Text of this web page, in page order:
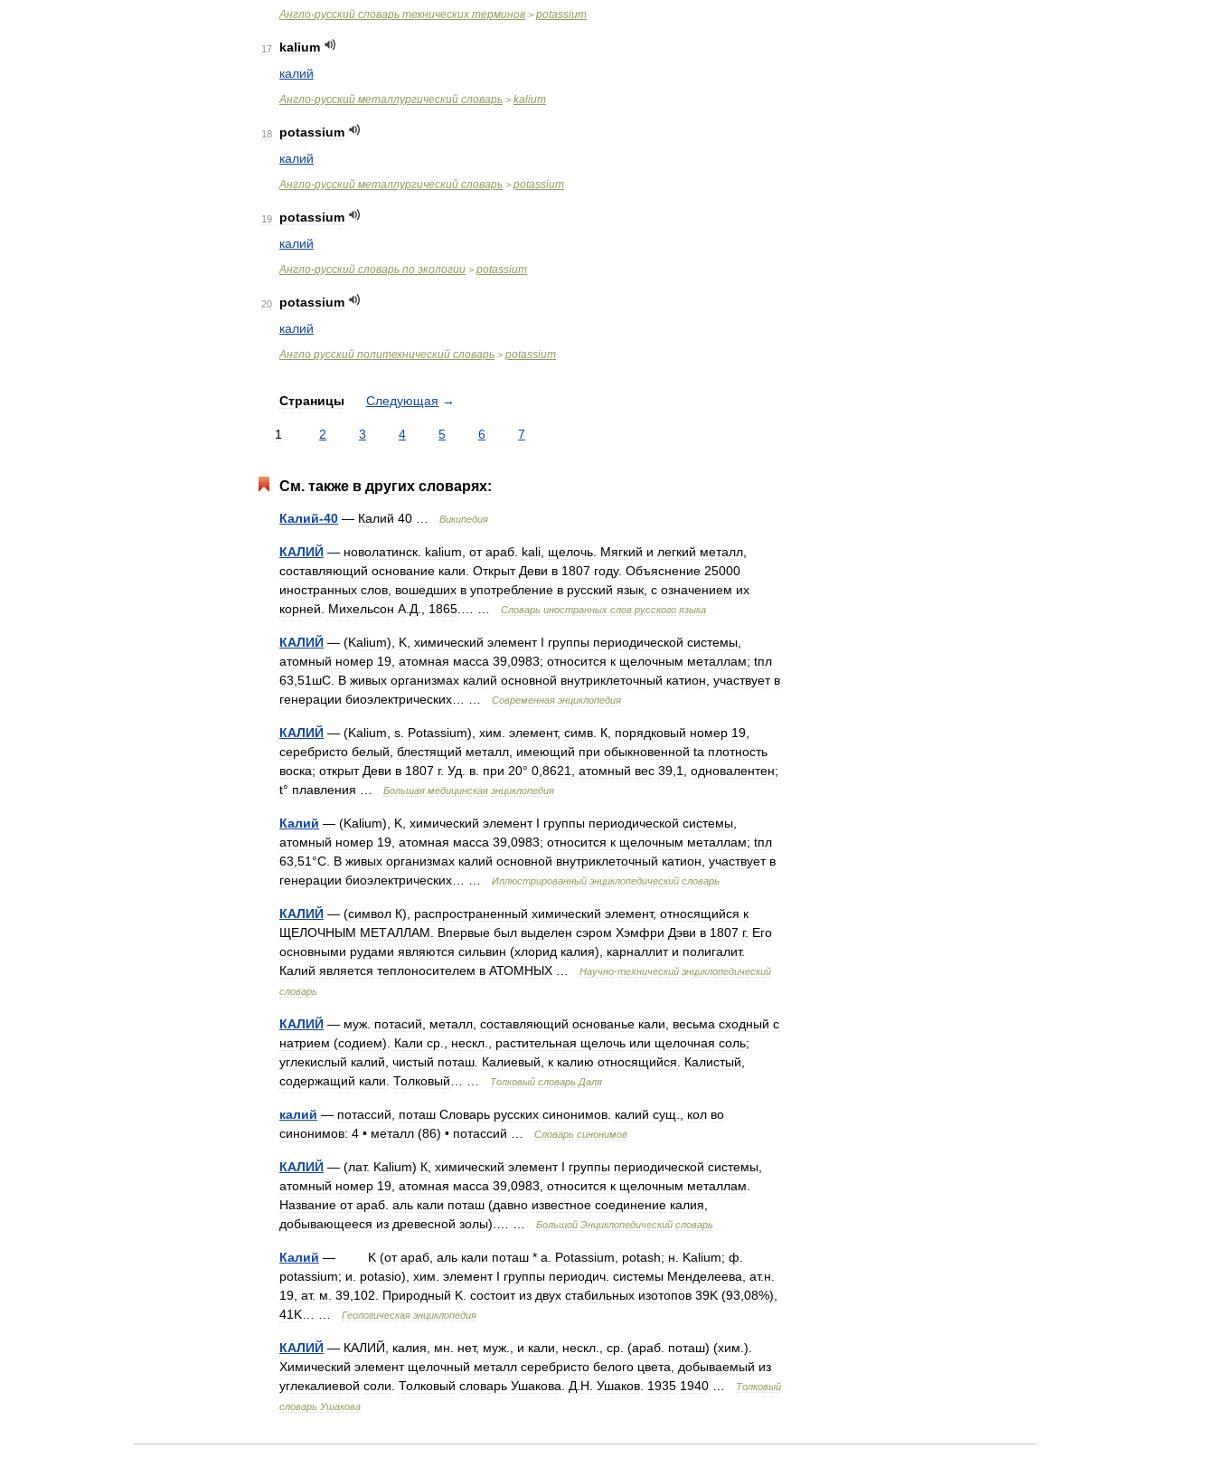
Англо-русский словарь технических терминов > potassium
17
kalium
калий
Англо-русский металлургический словарь > kalium
18
potassium
калий
Англо-русский металлургический словарь > potassium
19
potassium
калий
Англо-русский словарь по экологии > potassium
20
potassium
калий
Англо русский политехнический словарь > potassium
Страницы Следующая →
1 2 3 4 5 6 7
См. также в других словарях:
Калий-40 — Калий 40 Википедия
КАЛИЙ — новолатинск kalium от араб kali щелочь Мягкий и легкий металл
составляющий основание кали Открыт Деви в 1807 году. Объяснение 25000
иностранных слов вошедших в употребление в русский язык с означением их
корней
Михельсон А Д 1865 Словарь иностранных слов русского языка
КАЛИЙ — (Kalium), K химический элемент I группы периодической системы
атомный номер 19 атомная масса 39 0983; относится к щелочным металлам; tпл
63 51шC В живых организмах калий основной внутриклеточный катион участвует в
генерации биоэлектрических Современная энциклопедия
КАЛИЙ — (Kalium s Potassium), хим элемент, симв К порядковый номер 19
серебристо белый блестящий металл имеющий при обыкновенной ta плотность
воска; открыт Деви в 1807 г. Уд в при 20° 0 8621 атомный вес 39 1 одновалентен;
t° плавления Большая медицинская энциклопедия
Калий — (Kalium), K химический элемент I группы периодической системы
атомный номер 19 атомная масса 39 0983; относится к щелочным металлам; tпл
63 51 °C В живых организмах калий основной внутриклеточный катион участвует в
генерации биоэлектрических Иллюстрированный энциклопедический словарь
КАЛИЙ — (символ К), распространенный химический элемент, относящийся к
ЩЕЛОЧНЫМ МЕТАЛЛАМ Впервые был выделен сэром Хэмфри Дэви в 1807 г. Его
основными рудами являются сильвин (хлорид калия), карналлит и полигалит.
Калий является теплоносителем в АТОМНЫХ Научно-технический энциклопедический
словарь
КАЛИЙ — муж потасий металл составляющий основанье кали весьма сходный с
натрием (содием). Кали ср нескл растительная щелочь или щелочная соль;
углекислый калий чистый поташ Калиевый к калию относящийся Калистый
содержащий кали Толковый Толковый словарь Даля
калий — потассий поташ Словарь русских синонимов калий сущ кол во
синонимов: 4 • металл (86) • потассий Словарь синонимов
КАЛИЙ — (лат. Kalium) К химический элемент I группы периодической системы
атомный номер 19 атомная масса 39 0983 относится к щелочным металлам
Название от араб аль кали поташ (давно известное соединение калия
добывающееся из древесной золы).… … Большой Энциклопедический словарь
Калий — K (от араб аль кали поташ * a Potassium potash; н Kalium; ф
potassium; и potasio), хим элемент I группы периодич системы Mенделеева ат.н
19 ат. м 39 102 Природный K состоит из двух стабильных изотопов 39K (93 08%),
41K
Геологическая энциклопедия
КАЛИЙ — КАЛИЙ калия мн нет, муж и кали нескл ср . (араб поташ) (хим .).
Химический элемент щелочный металл серебристо белого цвета добываемый из
углекалиевой соли Толковый словарь Ушакова Д Н Ушаков 1935 1940
Толковый
словарь Ушакова